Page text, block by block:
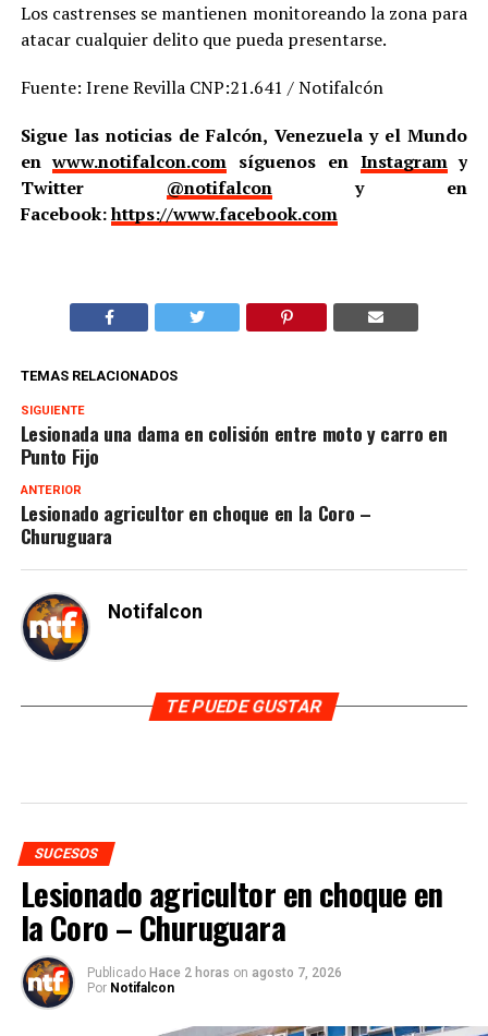
Los castrenses se mantienen monitoreando la zona para
atacar cualquier delito que pueda presentarse.
Fuente: Irene Revilla CNP:21.641 / Notifalcón
Sigue las noticias de Falcón, Venezuela y el Mundo
enwww.notifalcon.com síguenos en Instagramy
Twitter @notifalcony en
Facebook:https://www.facebook.com
TEMAS RELACIONADOS
SIGUIENTE
Lesionada una dama en colisión entre moto y carro en
Punto Fijo
ANTERIOR
Lesionado agricultor en choque en la Coro –
Churuguara
Notifalcon
TE PUEDE GUSTAR
SUCESOS
Lesionado agricultor en choque en
la Coro – Churuguara
Publicado Hace 2 horas on agosto 7, 2026
Por Notifalcon